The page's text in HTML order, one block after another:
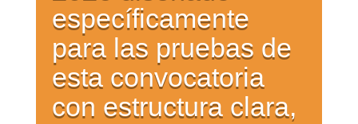
específicamente
para las pruebas de
esta convocatoria
con estructura clara,